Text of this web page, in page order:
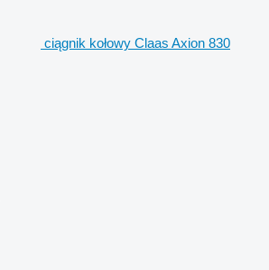
ciągnik kołowy Claas Axion 830